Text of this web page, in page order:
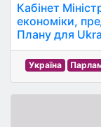
Кабінет
економіки,
Плану для
Україна